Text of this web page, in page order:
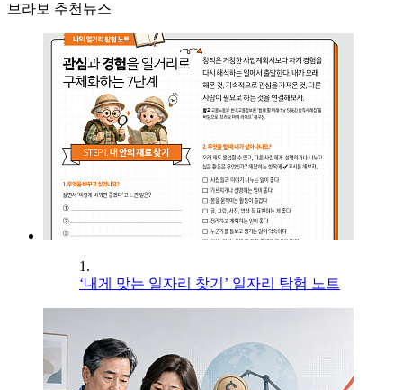
브라보 추천뉴스
1.
‘내게 맞는 일자리 찾기’ 일자리 탐험 노트